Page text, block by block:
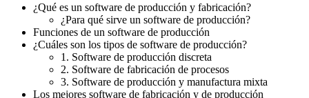
¿Qué es un software de producción y fabricación?
¿Para qué sirve un software de producción?
Funciones de un software de producción
¿Cuáles son los tipos de software de producción?
1. Software de producción discreta
2. Software de fabricación de procesos
3. Software de producción y manufactura mixta
Los mejores software de fabricación y de producción